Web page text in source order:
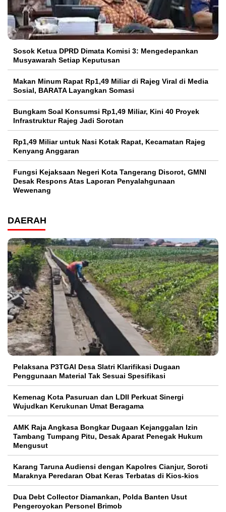
Sosok Ketua DPRD Dimata Komisi 3: Mengedepankan
Musyawarah Setiap Keputusan
Makan Minum Rapat Rp1,49 Miliar di Rajeg Viral di Media
Sosial, BARATA Layangkan Somasi
Bungkam Soal Konsumsi Rp1,49 Miliar, Kini 40 Proyek
Infrastruktur Rajeg Jadi Sorotan
Rp1,49 Miliar untuk Nasi Kotak Rapat, Kecamatan Rajeg
Kenyang Anggaran
Fungsi Kejaksaan Negeri Kota Tangerang Disorot, GMNI
Desak Respons Atas Laporan Penyalahgunaan
Wewenang
DAERAH
Pelaksana P3TGAI Desa Slatri Klarifikasi Dugaan
Penggunaan Material Tak Sesuai Spesifikasi
Kemenag Kota Pasuruan dan LDII Perkuat Sinergi
Wujudkan Kerukunan Umat Beragama
AMK Raja Angkasa Bongkar Dugaan Kejanggalan Izin
Tambang Tumpang Pitu, Desak Aparat Penegak Hukum
Mengusut
Karang Taruna Audiensi dengan Kapolres Cianjur, Soroti
Maraknya Peredaran Obat Keras Terbatas di Kios-kios
Dua Debt Collector Diamankan, Polda Banten Usut
Pengeroyokan Personel Brimob